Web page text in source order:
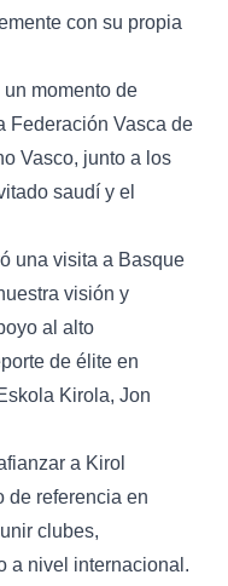
con su propia
momento de
Federación Vasca de
Vasco, junto a los
saudí y el
una visita a Basque
visión y
al alto
de élite en
Kirola, Jon
a Kirol
de referencia en
clubes,
a nivel internacional.